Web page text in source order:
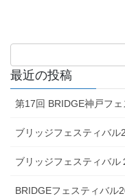
最近の投稿
第17回 BRIDGE神戸フ
ブリッジフェスティバ
ブリッジフェスティバル
BRIDGEフェスティバル